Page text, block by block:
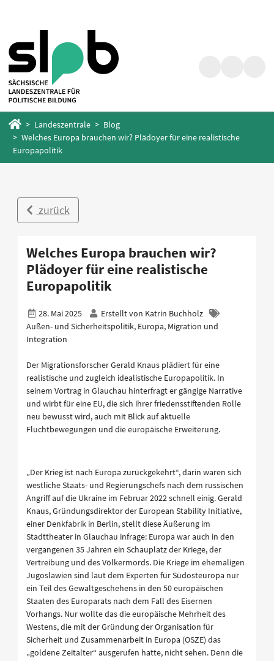
springen
springen
Startseite
Landeszentrale
Blog
Welches Europa brauchen wir? Plädoyer für eine realistische
Europapolitik
zurück
Welches Europa brauchen wir?
Plädoyer für eine realistische
Europapolitik
28. Mai 2025 Erstellt von Katrin Buchholz
Außen- und Sicherheitspolitik, Europa, Migration und
Integration
Der Migrationsforscher Gerald Knaus plädiert für eine
realistische und zugleich idealistische Europapolitik. In
seinem Vortrag in Glauchau hinterfragt er gängige Narrative
und wirbt für eine EU, die sich ihrer friedensstiftenden Rolle
neu bewusst wird, auch mit Blick auf aktuelle
Fluchtbewegungen und die europäische Erweiterung.
„Der Krieg ist nach Europa zurückgekehrt“, darin waren sich
westliche Staats- und Regierungschefs nach dem russischen
Angriff auf die Ukraine im Februar 2022 schnell einig. Gerald
Knaus, Gründungsdirektor der European Stability Initiative,
einer Denkfabrik in Berlin, stellt diese Äußerung im
Stadttheater in Glauchau infrage: Europa war auch in den
vergangenen 35 Jahren ein Schauplatz der Kriege, der
Vertreibung und des Völkermords. Die Kriege im ehemaligen
Jugoslawien sind laut dem Experten für Südosteuropa nur
ein Teil des Gewaltgeschehens in den 50 europäischen
Staaten des Europarats nach dem Fall des Eisernen
Vorhangs. Nur wollte das die europäische Mehrheit des
Westens, die mit der Gründung der Organisation für
Sicherheit und Zusammenarbeit in Europa (OSZE) das
„goldene Zeitalter“ ausgerufen hatte, nicht sehen. Denn die